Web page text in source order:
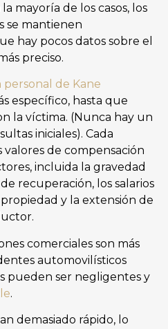
mayoría de los casos, los
se mantienen
hay pocos datos sobre el
preciso.
personal de Kane
específico, hasta que
la víctima. (Nunca hay un
iniciales). Cada
de compensación
incluida la gravedad
recuperación, los salarios
y la extensión de
comerciales son más
automovilísticos
pueden ser negligentes y
.
demasiado rápido, lo